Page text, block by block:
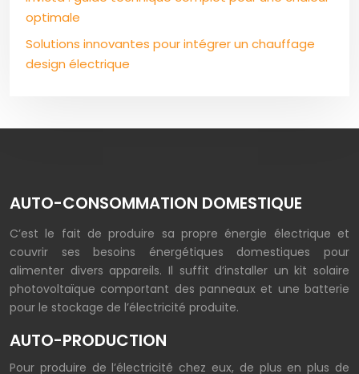
optimale
Solutions innovantes pour intégrer un chauffage
design électrique
AUTO-CONSOMMATION DOMESTIQUE
C’est le fait de produire sa propre énergie électrique et
couvrir ses besoins énergétiques domestiques pour
alimenter divers appareils. Il suffit d’installer un kit solaire
photovoltaïque comportant des panneaux et une batterie
pour le stockage de l’électricité produite.
AUTO-PRODUCTION
Pour produire de l’électricité chez eux, de plus en plus de